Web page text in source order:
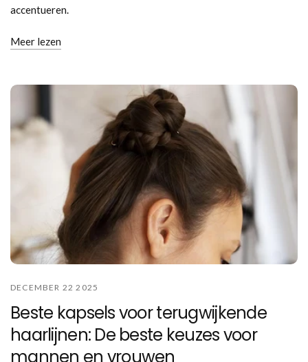
accentueren.
Meer lezen
DECEMBER 22 2025
Beste kapsels voor terugwijkende
haarlijnen: De beste keuzes voor
mannen en vrouwen